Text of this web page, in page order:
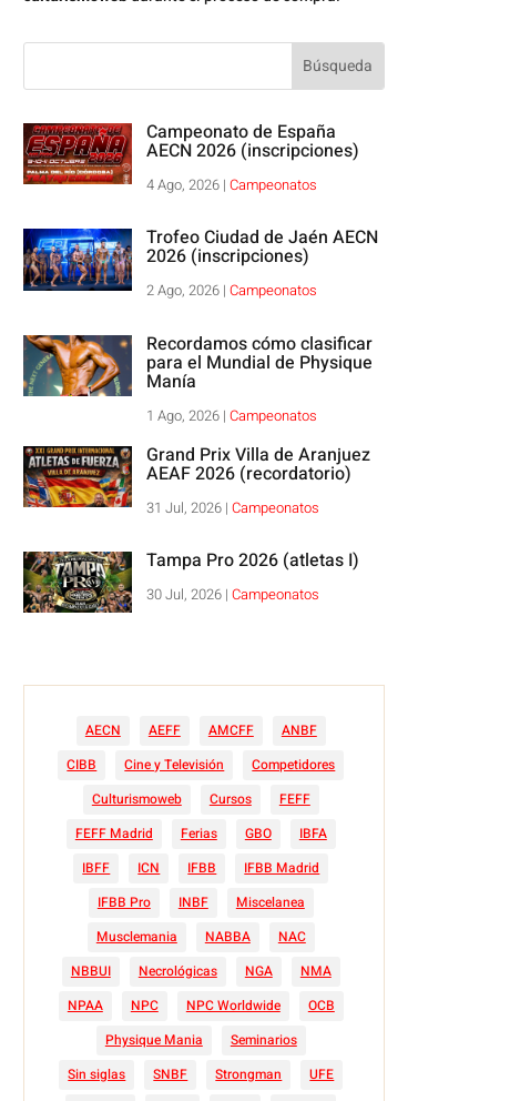
Campeonato de España
AECN 2026 (inscripciones)
4 Ago, 2026| Campeonatos
Trofeo Ciudad de Jaén AECN
2026 (inscripciones)
2 Ago, 2026| Campeonatos
Recordamos cómo clasificar
para el Mundial de Physique
Manía
1 Ago, 2026| Campeonatos
Grand Prix Villa de Aranjuez
AEAF 2026 (recordatorio)
31 Jul, 2026| Campeonatos
Tampa Pro 2026 (atletas I)
30 Jul, 2026| Campeonatos
AECN AEFF AMCFF
ANBF
CIBB
Cine y Televisión
Competidores
Culturismoweb
Cursos
FEFF
FEFF Madrid
Ferias GBO
IBFA
IBFF
ICN IFBB
IFBB Madrid
IFBB Pro
INBF
Miscelanea
Musclemania
NABBA
NAC
NBBUI
Necrológicas NGA
NMA
NPAA
NPC NPC Worldwide
OCB
Physique Mania
Seminarios
Sin siglas
SNBF Strongman
UFE